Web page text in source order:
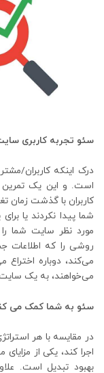
سئو تجربه کاربری
درک اینکه کاربران/
است. و این یک تمرین
کاربران با گذشت زمان
شما پیدا نکردند یا
مورد نظر سایت شما
می‌کند، دوباره
می‌خواهند، به یک
سئو به شما کمک می
در مقایسه با هر
اجرا کند، یکی از مزایای
بهبود تبدیل است.